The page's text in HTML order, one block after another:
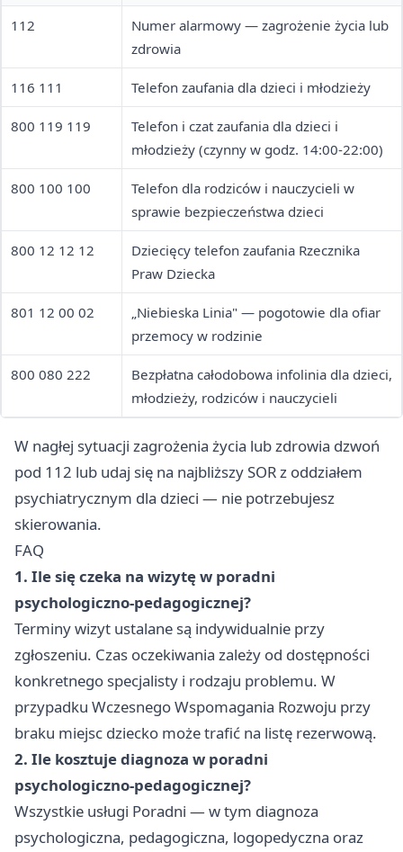
112
Numer alarmowy — zagrożenie życia lub
zdrowia
116 111 Telefon zaufania dla dzieci i młodzieży
800 119 119
Telefon i czat zaufania dla dzieci i
młodzieży (czynny w godz. 14:00-22:00)
800 100 100
Telefon dla rodziców i nauczycieli w
sprawie bezpieczeństwa dzieci
800 12 12 12
Dziecięcy telefon zaufania Rzecznika
Praw Dziecka
801 12 00 02
„Niebieska Linia" — pogotowie dla ofiar
przemocy w rodzinie
800 080 222
Bezpłatna całodobowa infolinia dla dzieci,
młodzieży, rodziców i nauczycieli
W nagłej sytuacji zagrożenia życia lub zdrowia dzwoń
pod 112 lub udaj się na najbliższy SOR z oddziałem
psychiatrycznym dla dzieci — nie potrzebujesz
skierowania.
FAQ
1. Ile się czeka na wizytę w poradni
psychologiczno-pedagogicznej?
Terminy wizyt ustalane są indywidualnie przy
zgłoszeniu. Czas oczekiwania zależy od dostępności
konkretnego specjalisty i rodzaju problemu. W
przypadku Wczesnego Wspomagania Rozwoju przy
braku miejsc dziecko może trafić na listę rezerwową.
2. Ile kosztuje diagnoza w poradni
psychologiczno-pedagogicznej?
Wszystkie usługi Poradni — w tym diagnoza
psychologiczna, pedagogiczna, logopedyczna oraz